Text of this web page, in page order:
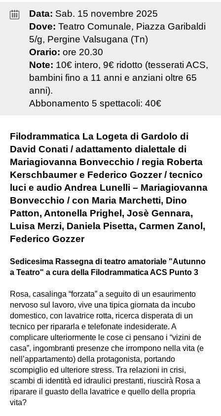
Data: Sab. 15 novembre 2025
Dove: Teatro Comunale, Piazza Garibaldi
5/g, Pergine Valsugana (Tn)
Orario: ore 20.30
Note: 10€ intero, 9€ ridotto (tesserati ACS,
bambini fino a 11 anni e anziani oltre 65
anni).
Abbonamento 5 spettacoli: 40€
Filodrammatica La Logeta di Gardolo di
David Conati / adattamento dialettale di
Mariagiovanna Bonvecchio / regia Roberta
Kerschbaumer e Federico Gozzer / tecnico
luci e audio Andrea Lunelli – Mariagiovanna
Bonvecchio / con Maria Marchetti, Dino
Patton, Antonella Prighel, Josè Gennara,
Luisa Merzi, Daniela Pisetta, Carmen Zanol,
Federico Gozzer
Sedicesima Rassegna di teatro amatoriale "Autunno
a Teatro" a cura della Filodrammatica ACS Punto 3
Rosa, casalinga “forzata” a seguito di un esaurimento
nervoso sul lavoro, vive una tipica giornata da incubo
domestico, con lavatrice rotta, ricerca disperata di un
tecnico per ripararla e telefonate indesiderate. A
complicare ulteriormente le cose ci pensano i “vizini de
casa”, ingombranti presenze che irrompono nella vita (e
nell’appartamento) della protagonista, portando
scompiglio ed ulteriore stress. Tra relazioni in crisi,
scambi di identità ed idraulici prestanti, riuscirà Rosa a
riparare il guasto della lavatrice e quello della propria
vita?